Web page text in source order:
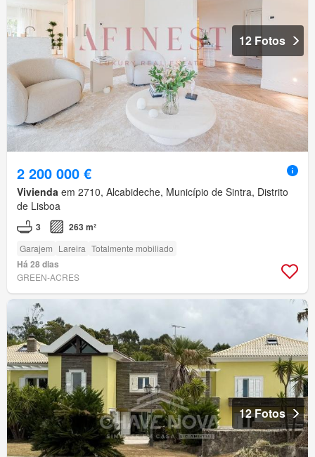
12 Fotos
2 200 000 €
Vivienda em 2710, Alcabideche, Município de Sintra, Distrito
de Lisboa
3 263 m²
Garajem Lareira Totalmente mobiliado
Há 28 dias
GREEN-ACRES
12 Fotos